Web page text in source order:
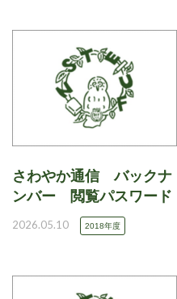
さわやか通信 バックナ
ンバー 閲覧パスワード
2026.05.10 2018年度